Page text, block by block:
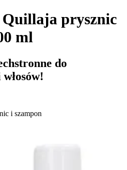
Quillaja prysznic
ml
do
i szampon